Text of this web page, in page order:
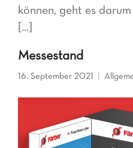
können, geht es
[...]
Messestand
16. September 2021